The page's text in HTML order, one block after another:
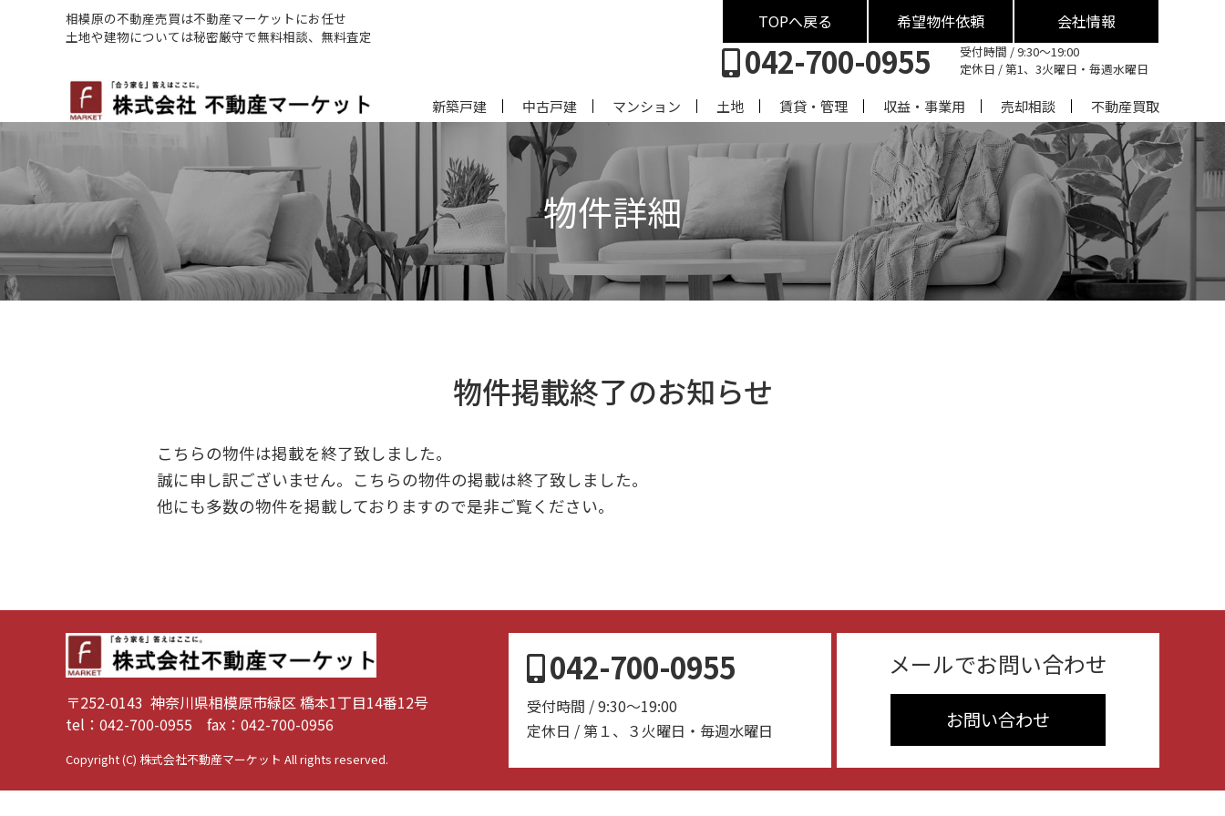
相模原の不動産売買は不動産マーケットにお任せ
土地や建物については秘密厳守で無料相談、無料査定
TOPへ戻る 希望物件依頼 会社情報
042-700-0955
受付時間 / 9:30～19:00
定休日 / 第1、3火曜日・毎週水曜日
新築戸建 中古戸建 マンション 土地 賃貸・管理 収益・事業用 売却相談 不動産買取
物件詳細
物件掲載終了のお知らせ
こちらの物件は掲載を終了致しました。
誠に申し訳ございません。こちらの物件の掲載は終了致しました。
他にも多数の物件を掲載しておりますので是非ご覧ください。
〒252-0143 神奈川県相模原市緑区橋本1丁目14番12号
tel：042-700-0955 fax：042-700-0956
Copyright (C) 株式会社不動産マーケット All rights reserved.
042-700-0955
受付時間 / 9:30～19:00
定休日 / 第１、３火曜日・毎週水曜日
メールでお問い合わせ
お問い合わせ